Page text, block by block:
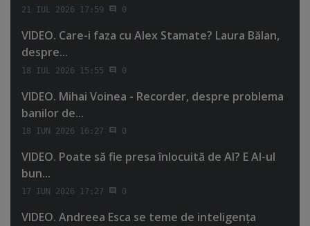
21 IUL 2026 17:59 0
VIDEO. Care-i faza cu Alex Stamate? Laura Bălan,
despre...
18 IUL 2026 15:55 0
VIDEO. Mihai Voinea - Recorder, despre problema
banilor de...
18 IUN 2026 16:27 0
VIDEO. Poate să fie presa înlocuită de AI? E AI-ul
bun...
17 IUN 2026 17:27 0
VIDEO. Andreea Esca se teme de inteligenţa